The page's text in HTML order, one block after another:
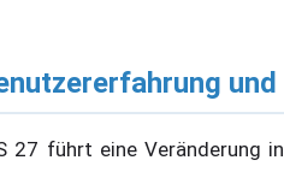
27 führt eine Veränderung